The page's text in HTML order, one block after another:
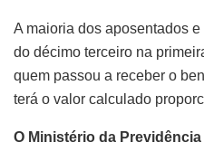
A maioria dos aposentados
do décimo terceiro na
quem passou a receber o
terá o valor calculado
O Ministério da